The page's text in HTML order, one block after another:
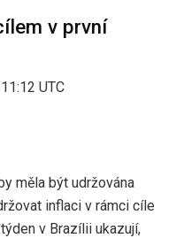
v první
UTC
měla být udržována
inflaci v rámci cíle
v Brazílii ukazují,